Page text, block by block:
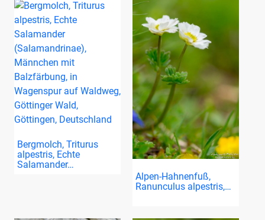
Bergmolch, Triturus
alpestris, Echte
Salamander…
Alpen-Hahnenfuß,
Ranunculus alpestris,…